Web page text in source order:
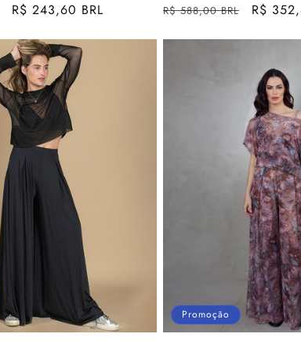
Preço
R$ 243,60 BRL
Preço
R$ 588,00 BRL
Preço
R$
Promoção